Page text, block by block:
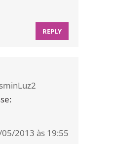
REPLY
2013 às 19:55